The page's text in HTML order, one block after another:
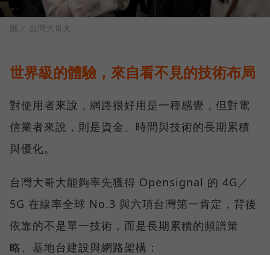
圖／ 台灣大哥大
世界級的體驗，來自看不見的技術布局
對使用者來說，網路很好用是一種感覺，但對電
信業者來說，則是資金、時間與技術的長期累積
與優化。
台灣大哥大能夠率先獲得 Opensignal 的 4G／
5G 在線率全球 No.3 與六項台灣第一肯定，背後
依靠的不是單一技術，而是長期累積的頻譜策
略、基地台建設與網路架構：